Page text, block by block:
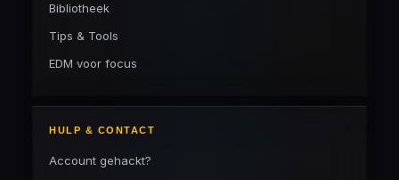
Bibliotheek
Tips & Tools
EDM voor focus
HULP & CONTACT
Account gehackt?